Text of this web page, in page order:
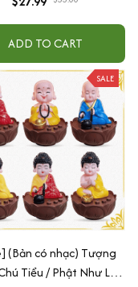
ADD TO CART
SALE
(Bản có nhạc) Tượng
Tiểu / Phật Như Lai